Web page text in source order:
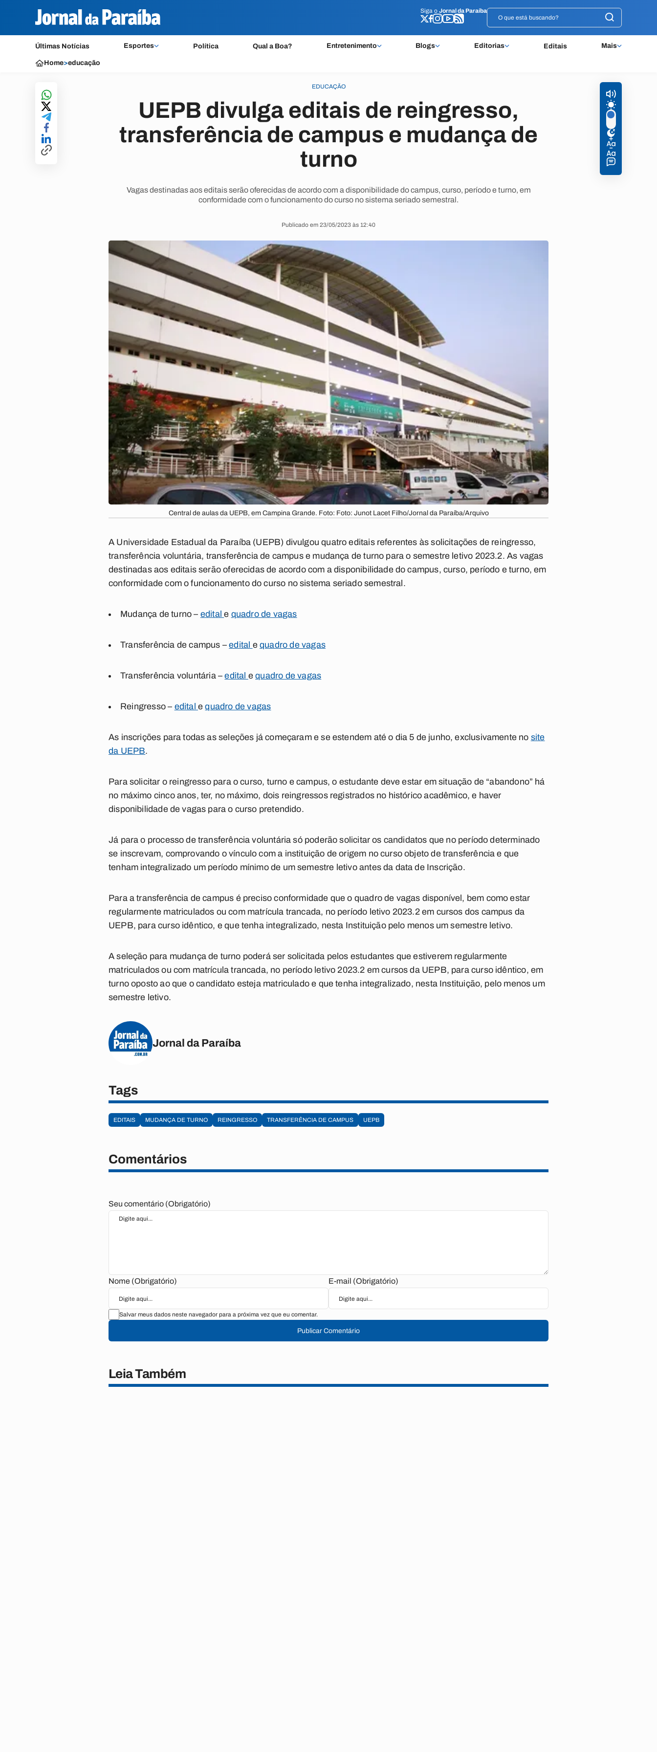
Siga o Jornal da Paraíba
Últimas Notícias Esportes Política Qual a Boa? Entretenimento Blogs Editorias Editais Mais
Siga o Jornal da Paraíba
Home>educação
EDUCAÇÃO
UEPB divulga editais de reingresso,
transferência de campus e mudança de
turno
Vagas destinadas aos editais serão oferecidas de acordo com a disponibilidade do campus, curso, período e turno, em
conformidade com o funcionamento do curso no sistema seriado semestral.
Publicado em 23/05/2023 às 12:40
Central de aulas da UEPB, em Campina Grande. Foto: Foto: Junot Lacet Filho/Jornal da Paraíba/Arquivo
A Universidade Estadual da Paraíba (UEPB) divulgou quatro editais referentes às solicitações de reingresso,
transferência voluntária, transferência de campus e mudança de turno para o semestre letivo 2023.2. As vagas
destinadas aos editais serão oferecidas de acordo com a disponibilidade do campus, curso, período e turno, em
conformidade com o funcionamento do curso no sistema seriado semestral.
Mudança de turno – editale quadro de vagas
Transferência de campus –edital equadro de vagas
Transferência voluntária –edital equadro de vagas
Reingresso – editalequadro de vagas
As inscrições para todas as seleções já começaram e se estendem até o dia 5 de junho, exclusivamente no site
da UEPB.
Para solicitar o reingresso para o curso, turno e campus, o estudante deve estar em situação de “abandono” há
no máximo cinco anos, ter, no máximo, dois reingressos registrados no histórico acadêmico, e haver
disponibilidade de vagas para o curso pretendido.
Já para o processo de transferência voluntária só poderão solicitar os candidatos que no período determinado
se inscrevam, comprovando o vínculo com a instituição de origem no curso objeto de transferência e que
tenham integralizado um período mínimo de um semestre letivo antes da data de Inscrição.
Para a transferência de campus é preciso conformidade que o quadro de vagas disponível, bem como estar
regularmente matriculados ou com matrícula trancada, no período letivo 2023.2 em cursos dos campus da
UEPB, para curso idêntico, e que tenha integralizado, nesta Instituição pelo menos um semestre letivo.
A seleção para mudança de turno poderá ser solicitada pelos estudantes que estiverem regularmente
matriculados ou com matrícula trancada, no período letivo 2023.2 em cursos da UEPB, para curso idêntico, em
turno oposto ao que o candidato esteja matriculado e que tenha integralizado, nesta Instituição, pelo menos um
semestre letivo.
Jornal da Paraíba
Tags
EDITAIS MUDANÇA DE TURNO REINGRESSO TRANSFERÊNCIA DE CAMPUS UEPB
Comentários
Seu comentário (Obrigatório)
Nome (Obrigatório) E-mail (Obrigatório)
Salvar meus dados neste navegador para a próxima vez que eu comentar.
Publicar Comentário
Leia Também